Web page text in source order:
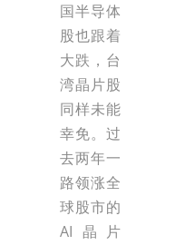
国半导体
股也跟着
大跌，台
湾晶片股
同样未能
幸免。过
去两年一
路领涨全
球股市的
AI晶片